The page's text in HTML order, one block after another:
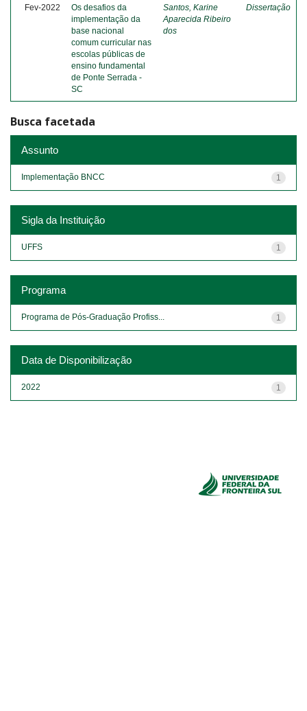
Fev-2022
Os desafios da
implementação da
base nacional
comum curricular nas
escolas públicas de
ensino fundamental
de Ponte Serrada -
SC
Santos, Karine
Aparecida Ribeiro
dos
Dissertação
Busca facetada
Assunto
1
Implementação BNCC
Sigla da Instituição
1
UFFS
Programa
1
Programa de Pós-Graduação Profiss...
Data de Disponibilização
1
2022